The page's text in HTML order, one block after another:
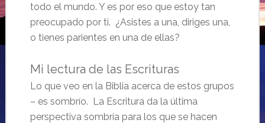
todo el mundo. Y es por eso que estoy tan
preocupado por ti. ¿Asistes a una, diriges una,
o tienes parientes en una de ellas?
Mi lectura de las Escrituras
Lo que veo en la Biblia acerca de estos grupos
– es sombrío. La Escritura da la última
perspectiva sombría para los que se hacen